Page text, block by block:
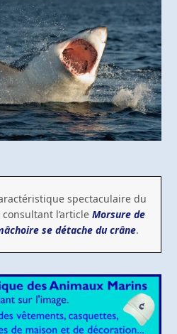
spectaculaire du
l’article Morsure de
se détache du crâne.